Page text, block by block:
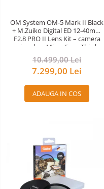
OM System OM-5 Mark II Black
+ M.Zuiko Digital ED 12-40mm
F2.8 PRO II Lens Kit – camera
mirrorless Micro Four Thirds
20.4MP
10.499,00 Lei
7.299,00 Lei
ADAUGA IN COS